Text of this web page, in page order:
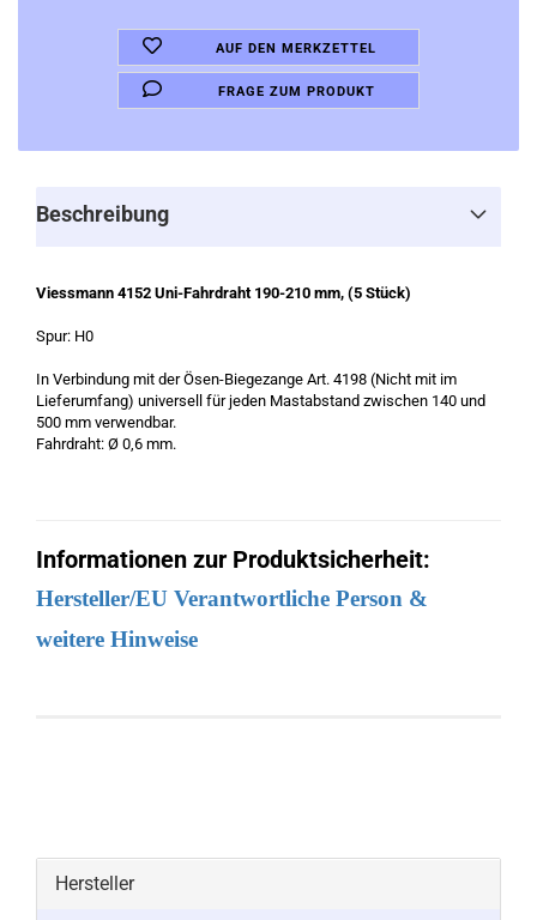
AUF DEN MERKZETTEL
FRAGE ZUM PRODUKT
Beschreibung
Viessmann 4152 Uni-Fahrdraht 190-210 mm, (5 Stück)
Spur: H0
In Verbindung mit der Ösen-Biegezange Art. 4198 (Nicht mit im
Lieferumfang) universell für jeden Mastabstand zwischen 140 und
500 mm verwendbar.
Fahrdraht: Ø 0,6 mm.
Informationen zur Produktsicherheit:
Hersteller/EU Verantwortliche Person &
weitere Hinweise
Hersteller